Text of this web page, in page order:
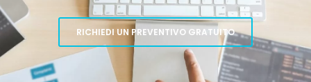
RICHIEDI UN PREVENTIVO GRATUITO